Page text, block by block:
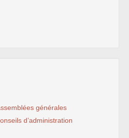
générales
d’administration